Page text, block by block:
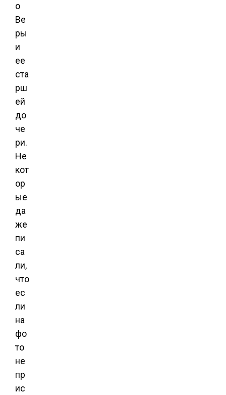
о
Ве
ры
и
ее
ста
рш
ей
до
че
ри.
Не
кот
ор
ые
да
же
пи
са
ли,
что
ес
ли
на
фо
то
не
пр
ис